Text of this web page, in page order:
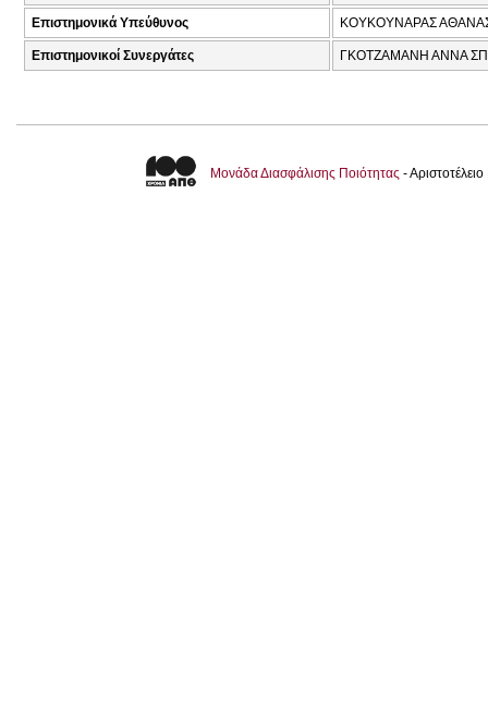
Επιστημονικά Υπεύθυνος ΚΟΥΚΟΥΝΑΡΑΣ
Επιστημονικοί Συνεργάτες ΓΚΟΤΖΑΜΑΝΗ ΑΝΝΑ
Μονάδα Διασφάλισης Ποιότητας -